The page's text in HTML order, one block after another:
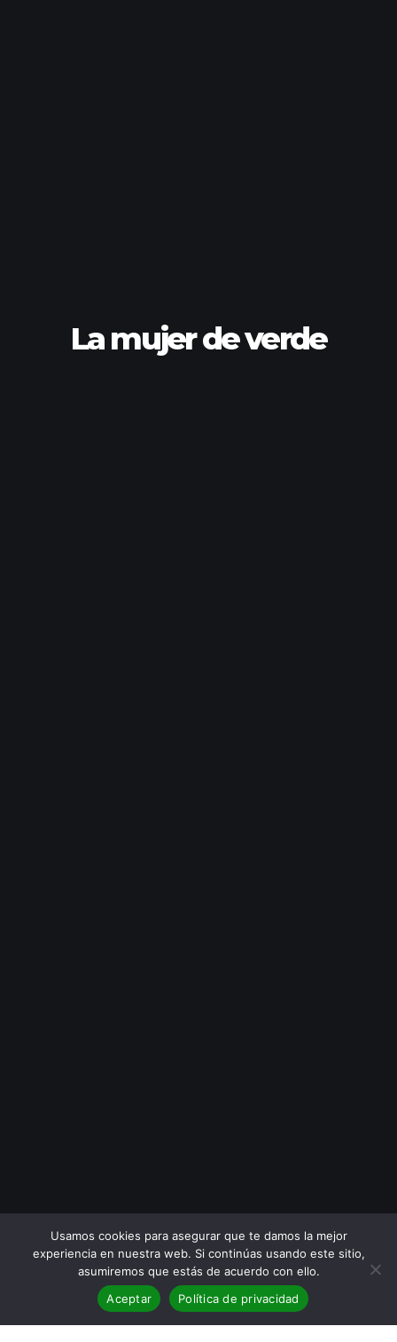
La mujer de verde
Usamos cookies para asegurar que te damos la mejor
experiencia en nuestra web. Si continúas usando este sitio,
asumiremos que estás de acuerdo con ello.
Aceptar
Política de privacidad